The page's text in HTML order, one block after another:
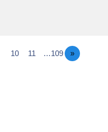
10 11 …109 »